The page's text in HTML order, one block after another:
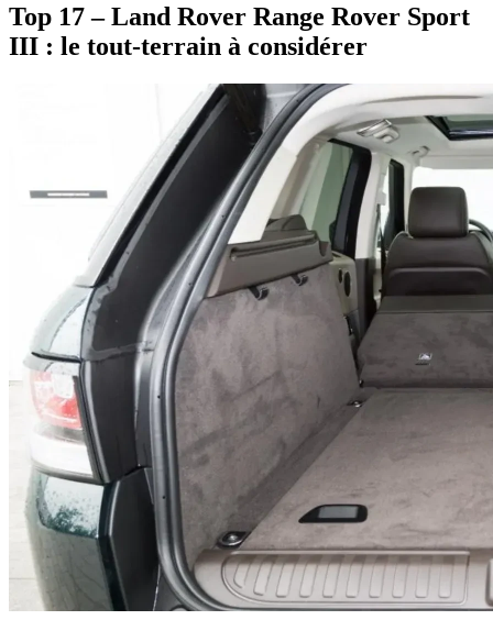
Top 17 – Land Rover Range Rover Sport
III : le tout-terrain à considérer